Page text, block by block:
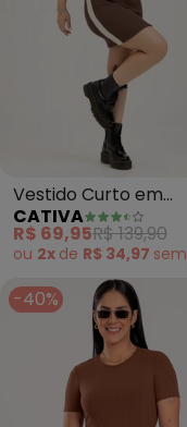
Vestido Curto em
Canelado (Marrom
Escuro)
CATIVA
R$ 69,95R$ 139,90
ou 2x de R$ 34,97 sem
-40%